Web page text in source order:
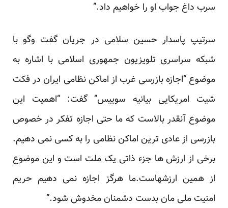
سرب داغ جواب او را خواهیم داد.”
سرتیپ پاسدار حسین سلامی در جریان گفت وگو با
شبکه سراسری تلویزیون جمهوری اسلامی با اشاره به
موضوع “اجازه بازرسی غرب از اماکن نظامی ایران در فکت
شیت امریکایی بیانیه سوییس” گفت: “اهمیت این
موضوع آنقدر بالاست که ما حتی اجازه تفکر در خصوص
بازرسی از عادی ترین اماکن نظامی را به کسی نمی دهیم.
برخی از ارزش ها جزء ذاتی یک ملت است و این موضوع
از همین ارزشهاست.ما هرگز اجازه نمی دهیم حریم
امنیت ملی مان بدست دشمنان مخدوش شود.”